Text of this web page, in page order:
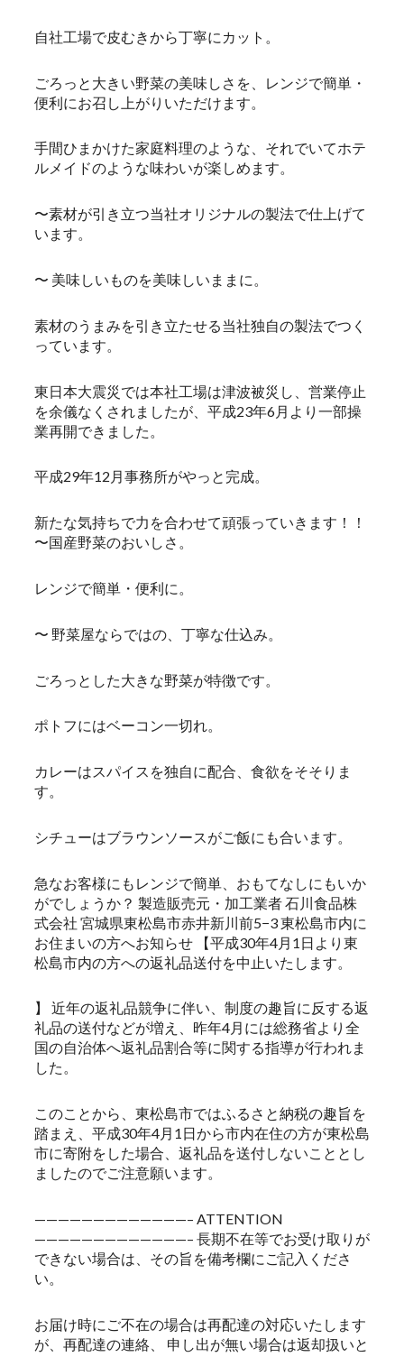
自社工場で皮むきから丁寧にカット。
ごろっと大きい野菜の美味しさを、レンジで簡単・
便利にお召し上がりいただけます。
手間ひまかけた家庭料理のような、それでいてホテ
ルメイドのような味わいが楽しめます。
〜素材が引き立つ当社オリジナルの製法で仕上げて
います。
〜 美味しいものを美味しいままに。
素材のうまみを引き立たせる当社独自の製法でつく
っています。
東日本大震災では本社工場は津波被災し、営業停止
を余儀なくされましたが、平成23年6月より一部操
業再開できました。
平成29年12月事務所がやっと完成。
新たな気持ちで力を合わせて頑張っていきます！！
〜国産野菜のおいしさ。
レンジで簡単・便利に。
〜 野菜屋ならではの、丁寧な仕込み。
ごろっとした大きな野菜が特徴です。
ポトフにはベーコン一切れ。
カレーはスパイスを独自に配合、食欲をそそりま
す。
シチューはブラウンソースがご飯にも合います。
急なお客様にもレンジで簡単、おもてなしにもいか
がでしょうか？ 製造販売元・加工業者 石川食品株
式会社 宮城県東松島市赤井新川前5−3 東松島市内に
お住まいの方へお知らせ 【平成30年4月1日より東
松島市内の方への返礼品送付を中止いたします。
】 近年の返礼品競争に伴い、制度の趣旨に反する返
礼品の送付などが増え、昨年4月には総務省より全
国の自治体へ返礼品割合等に関する指導が行われま
した。
このことから、東松島市ではふるさと納税の趣旨を
踏まえ、平成30年4月1日から市内在住の方が東松島
市に寄附をした場合、返礼品を送付しないこととし
ましたのでご注意願います。
—————————————– ATTENTION
—————————————– 長期不在等でお受け取りが
できない場合は、その旨を備考欄にご記入くださ
い。
お届け時にご不在の場合は再配達の対応いたします
が、再配達の連絡、 申し出が無い場合は返却扱いと